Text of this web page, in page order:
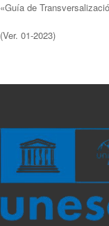
«Guía de
(Ver. 01-2023)